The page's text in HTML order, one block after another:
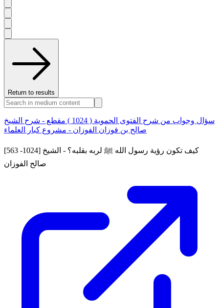
Return to results
سؤال وجواب من شرح الفتوى الحموية ( 1024 ) مقطع - شرح الشيخ
صالح بن فوزان الفوزان - مشروع كبار العلماء
[563 -1024] كيف تكون رؤية رسول الله ﷺ لربه بقلبه؟ - الشيخ
صالح الفوزان